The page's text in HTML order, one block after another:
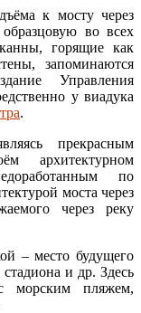
к мосту через
во всех
горящие как
запоминаются
Управления
у виадука
.
прекрасным
архитектурном
по
моста через
через реку
– место будущего
и др. Здесь
морским пляжем,